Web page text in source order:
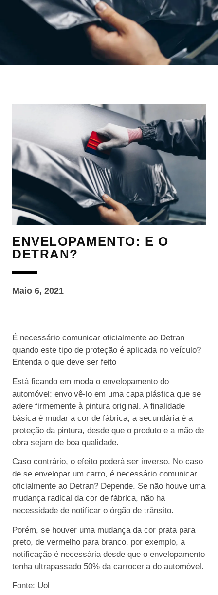
ENVELOPAMENTO: E O
DETRAN?
Maio 6, 2021
É necessário comunicar oficialmente ao Detran
quando este tipo de proteção é aplicada no veículo?
Entenda o que deve ser feito
Está ficando em moda o envelopamento do
automóvel: envolvê-lo em uma capa plástica que se
adere firmemente à pintura original. A finalidade
básica é mudar a cor de fábrica, a secundária é a
proteção da pintura, desde que o produto e a mão de
obra sejam de boa qualidade.
Caso contrário, o efeito poderá ser inverso. No caso
de se envelopar um carro, é necessário comunicar
oficialmente ao Detran? Depende. Se não houve uma
mudança radical da cor de fábrica, não há
necessidade de notificar o órgão de trânsito.
Porém, se houver uma mudança da cor prata para
preto, de vermelho para branco, por exemplo, a
notificação é necessária desde que o envelopamento
tenha ultrapassado 50% da carroceria do automóvel.
Fonte: Uol